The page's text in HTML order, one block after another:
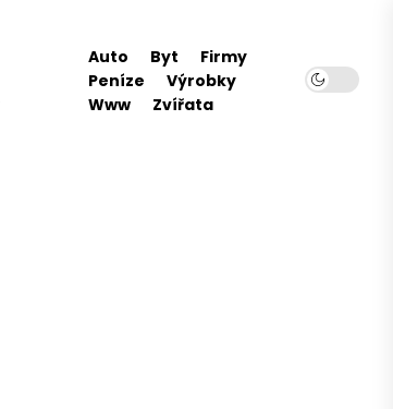
Auto Byt
Firmy
Peníze
Výrobky
Www
Zvířata